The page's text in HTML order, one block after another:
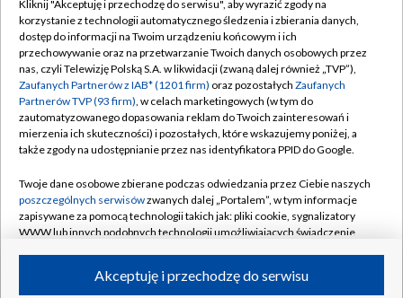
TVP
Abonament TVP
Emisja w TVP
Centrum informacji TVP
Naziemna Telewizja Cyfrowa
Rada Programowa
System NOS
Informacje o nadawcy
Program dla prasy
Regulamin TVP
Polityka prywatności
Moje zgody
Pomoc
Kontakt
Kanały
Kliknij "Akceptuję i przechodzę do serwisu", aby wyrazić zgody na
korzystanie z technologii automatycznego śledzenia i zbierania danych,
dostęp do informacji na Twoim urządzeniu końcowym i ich
przechowywanie oraz na przetwarzanie Twoich danych osobowych przez
nas, czyli Telewizję Polską S.A. w likwidacji (zwaną dalej również „TVP”),
Zaufanych Partnerów z IAB* (1201 firm) oraz pozostałych Zaufanych
Partnerów TVP (93 firm), w celach marketingowych (w tym do
zautomatyzowanego dopasowania reklam do Twoich zainteresowań i
mierzenia ich skuteczności) i pozostałych, które wskazujemy poniżej, a
także zgody na udostępnianie przez nas identyfikatora PPID do Google.
Twoje dane osobowe zbierane podczas odwiedzania przez Ciebie naszych
poszczególnych serwisówzwanych dalej „Portalem”, w tym informacje
zapisywane za pomocą technologii takich jak: pliki cookie, sygnalizatory
WWW lub innych podobnych technologii umożliwiających świadczenie
ruchu w Internecie.Akceptuję i przechodzę do serwisu